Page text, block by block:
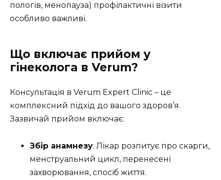
пологів, менопауза) профілактичні візити
особливо важливі.
Що включає прийом у
гінеколога в Verum?
Консультація в Verum Expert Clinic – це
комплексний підхід до вашого здоров’я.
Зазвичай прийом включає:
Збір анамнезу: Лікар розпитує про скарги,
менструальний цикл, перенесені
захворювання, спосіб життя.